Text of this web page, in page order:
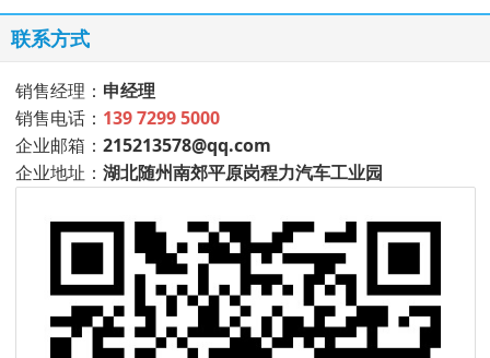
联系方式
销售经理： 申经理
销售电话： 139 7299 5000
企业邮箱： 215213578@qq.com
企业地址： 湖北随州南郊平原岗程力汽车工业园